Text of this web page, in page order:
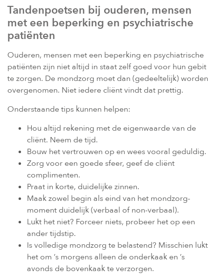
Tandenpoetsen bij ouderen, mensen
met een beperking en psychiatrische
patiënten
Ouderen, mensen met een beperking en psychiatrische
patiënten zijn niet altijd in staat zelf goed voor hun gebit
te zorgen. De mondzorg moet dan (gedeeltelijk) worden
overgenomen. Niet iedere cliënt vindt dat prettig.
Onderstaande tips kunnen helpen:
Hou altijd rekening met de eigenwaarde van de
cliënt. Neem de tijd.
Bouw het vertrouwen op en wees vooral geduldig.
Zorg voor een goede sfeer, geef de cliënt
complimenten.
Praat in korte, duidelijke zinnen.
Maak zowel begin als eind van het mondzorg-
moment duidelijk (verbaal of non-verbaal).
Lukt het niet? Forceer niets, probeer het op een
ander tijdstip.
Is volledige mondzorg te belastend? Misschien lukt
het om ’s morgens alleen de onderkaak en ’s
avonds de bovenkaak te verzorgen.